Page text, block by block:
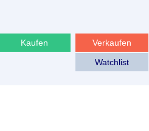
Verkaufen
Kaufen
Watchlist